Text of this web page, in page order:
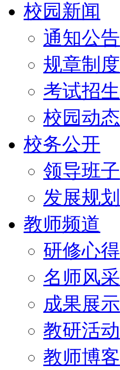
校园新闻
通知公告
规章制度
考试招生
校园动态
校务公开
领导班子
发展规划
教师频道
研修心得
名师风采
成果展示
教研活动
教师博客